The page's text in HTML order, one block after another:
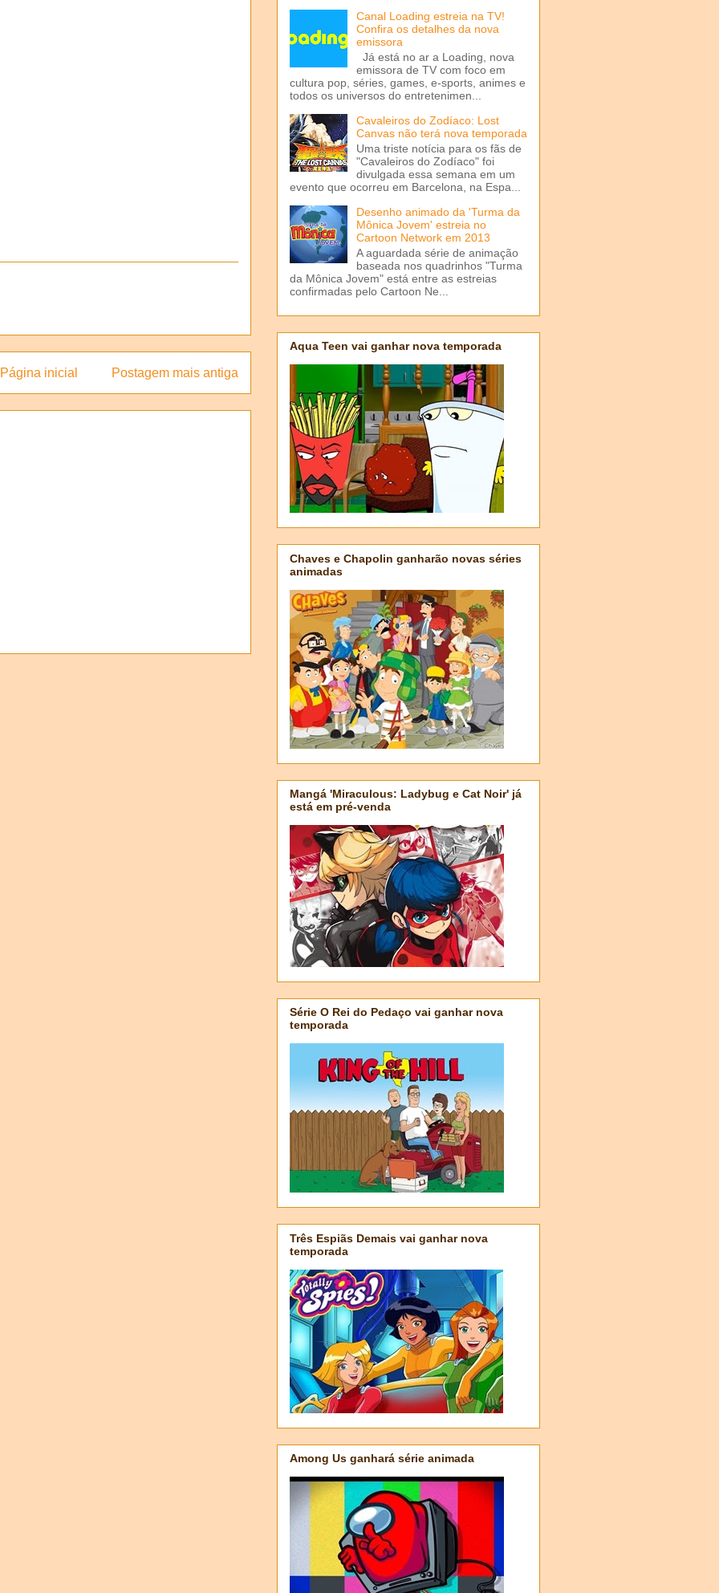
Postagem mais antiga
Página inicial
Canal Loading estreia na TV!
Confira os detalhes da nova
emissora
Já está no ar a Loading, nova
emissora de TV com foco em
cultura pop, séries, games, e-sports, animes e
todos os universos do entretenimen...
Cavaleiros do Zodíaco: Lost
Canvas não terá nova temporada
Uma triste notícia para os fãs de
"Cavaleiros do Zodíaco" foi
divulgada essa semana em um
evento que ocorreu em Barcelona, na Espa...
Desenho animado da 'Turma da
Mônica Jovem' estreia no
Cartoon Network em 2013
A aguardada série de animação
baseada nos quadrinhos "Turma
da Mônica Jovem" está entre as estreias
confirmadas pelo Cartoon Ne...
Aqua Teen vai ganhar nova temporada
Chaves e Chapolin ganharão novas séries
animadas
Mangá 'Miraculous: Ladybug e Cat Noir' já
está em pré-venda
Série O Rei do Pedaço vai ganhar nova
temporada
Três Espiãs Demais vai ganhar nova
temporada
Among Us ganhará série animada